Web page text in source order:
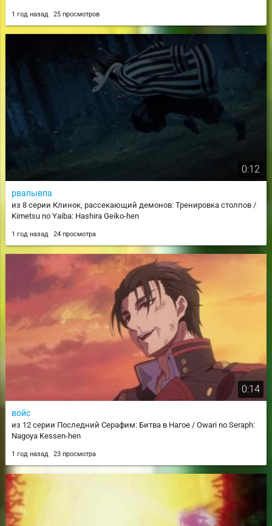
1 год назад 25 просмотров
0:12
рвапывпа
из 8 серии Клинок, рассекающий демонов: Тренировка столпов /
Kimetsu no Yaiba: Hashira Geiko-hen
1 год назад 24 просмотра
0:14
войс
из 12 серии Последний Серафим: Битва в Нагое / Owari no Seraph:
Nagoya Kessen-hen
1 год назад 23 просмотра